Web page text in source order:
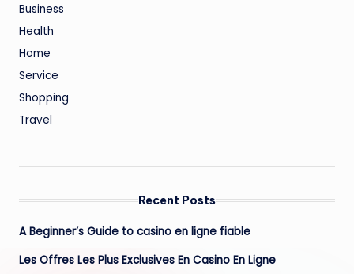
Business
Health
Home
Service
Shopping
Travel
Recent Posts
A Beginner’s Guide to casino en ligne fiable
Les Offres Les Plus Exclusives En Casino En Ligne